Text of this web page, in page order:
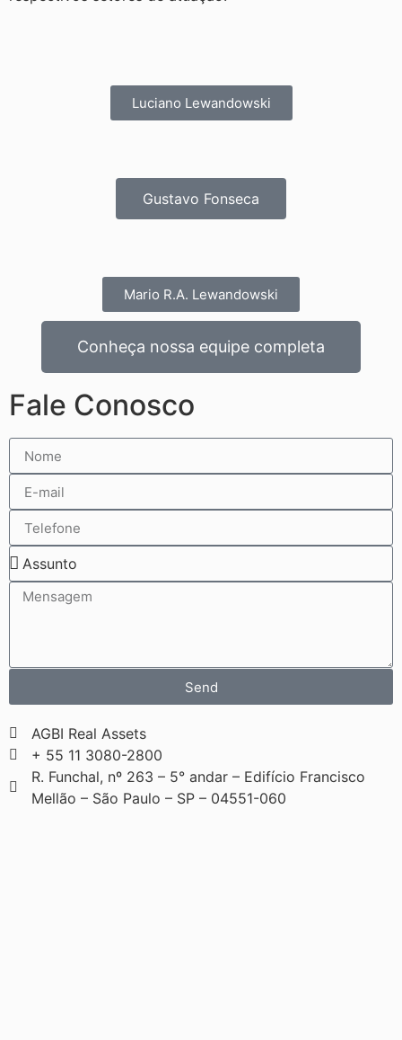
Luciano Lewandowski
Gustavo Fonseca
Mario R.A. Lewandowski
Conheça nossa equipe completa
Fale Conosco
Send
AGBI Real Assets
+ 55 11 3080-2800
R. Funchal, nº 263 – 5° andar – Edifício Francisco
Mellão – São Paulo – SP – 04551-060